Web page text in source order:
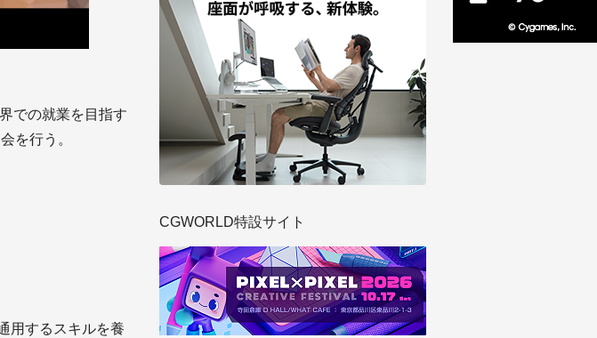
での就業を目指す
を行う。
用するスキルを養
CGWORLD特設サイト